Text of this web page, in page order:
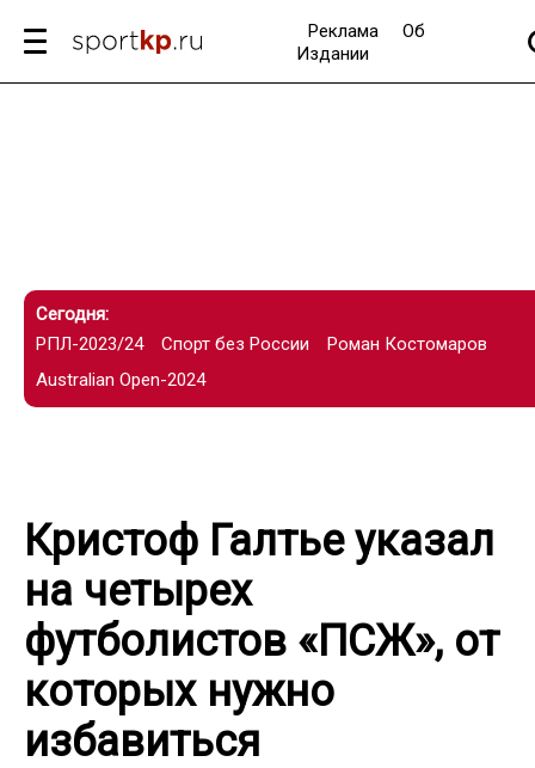
Реклама
Об
Издании
Сегодня:
РПЛ-2023/24
Спорт без России
Роман Костомаров
Australian Open-2024
Кристоф Галтье указал
на четырех
футболистов «ПСЖ», от
которых нужно
избавиться